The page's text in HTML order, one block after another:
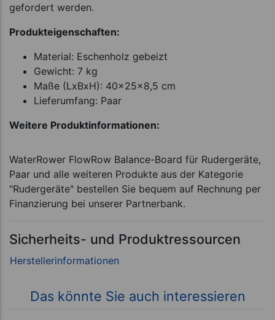
gefordert werden.
Produkteigenschaften:
Material: Eschenholz gebeizt
Gewicht: 7 kg
Maße (LxBxH): 40x25x8,5 cm
Lieferumfang: Paar
Weitere Produktinformationen:
WaterRower FlowRow Balance-Board für Rudergeräte,
Paar und alle weiteren Produkte aus der Kategorie
"Rudergeräte" bestellen Sie bequem auf Rechnung per
Finanzierung bei unserer Partnerbank.
Sicherheits- und Produktressourcen
Das könnte Sie auch interessieren